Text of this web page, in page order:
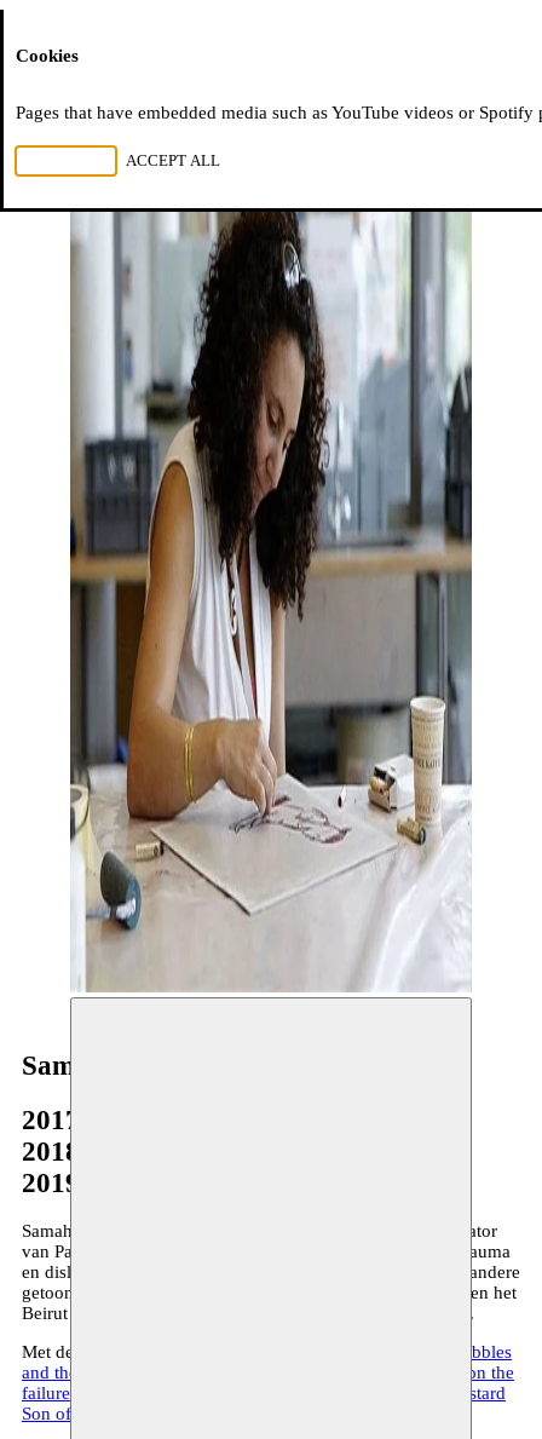
Samah Hijawi
2017
2018
2019
Samah Hijawi is beeldend kunstenares, onderzoeker en curator
van Palestijnse afkomst. Haar werk behandelt thema’s als trauma
en dislocatie in het Midden-Oosten. Haar werk werd onder andere
getoond in MoMa (NY), Haus Der Kultruren Welt (Berlin), en het
Beirut Art Center… Ze is tevens onderzoekster aan de ULB.
Met de steun van Moussem produceert Samah
Chicken Scribbles
and the Dove that Looks like a Frog
Reflections on the
failure of the letter H(EITCH)
Godefroid: The Bastard
Son of Antar Bin-Shaddad
Cookies
Pages that have embedded media such as YouTube videos or
ACCEPT ALL